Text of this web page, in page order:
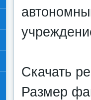
Скачать
Размер